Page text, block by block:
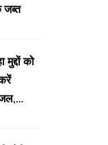
जब्त
को
के